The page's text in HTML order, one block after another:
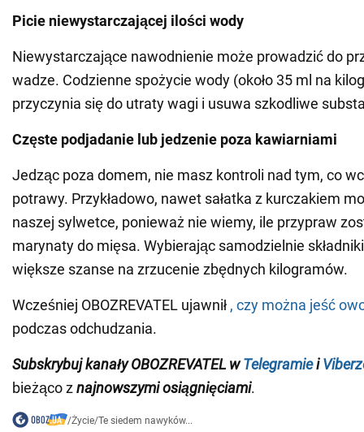
Picie niewystarczającej ilości wody
Niewystarczające nawodnienie może prowadzić do
wadze. Codzienne spożycie wody (około 35 ml na
przyczynia się do utraty wagi i usuwa szkodliwe
Częste podjadanie lub jedzenie poza kawiarniami
Jedząc poza domem, nie masz kontroli nad tym, co
potrawy. Przykładowo, nawet sałatka z kurczakiem
naszej sylwetce, ponieważ nie wiemy, ile przypraw
marynaty do mięsa. Wybierając samodzielnie
większe szanse na zrzucenie zbędnych kilogramów.
Wcześniej OBOZREVATEL ujawnił , czy można jeść
podczas odchudzania.
Subskrybuj kanały OBOZREVATEL w Telegramiei
bieżąco znajnowszymi osiągnięciami.
/Życie/Te siedem nawyków...